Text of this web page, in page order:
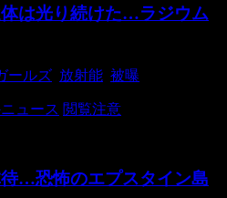
は光り続けた…ラジウム
ールズ 放射能 被曝
ュース 閲覧注意
…恐怖のエプスタイン島